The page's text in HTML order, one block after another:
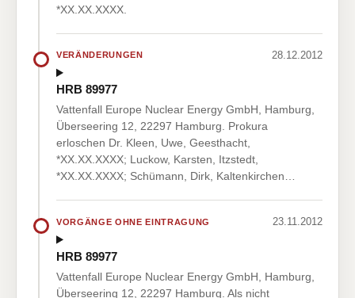
*XX.XX.XXXX.
VERÄNDERUNGEN 28.12.2012
HRB 89977
Vattenfall Europe Nuclear Energy GmbH, Hamburg,
Überseering 12, 22297 Hamburg. Prokura
erloschen Dr. Kleen, Uwe, Geesthacht,
*XX.XX.XXXX; Luckow, Karsten, Itzstedt,
*XX.XX.XXXX; Schümann, Dirk, Kaltenkirchen…
VORGÄNGE OHNE EINTRAGUNG 23.11.2012
HRB 89977
Vattenfall Europe Nuclear Energy GmbH, Hamburg,
Überseering 12, 22297 Hamburg. Als nicht